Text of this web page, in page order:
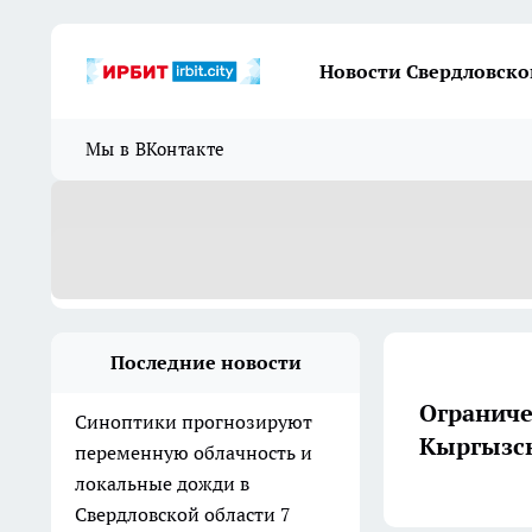
Новости
Мы в ВКонтакте
Последние новости
Синоптики прогнозируют
переменную облачность и
локальные дожди в
Свердловской области 7